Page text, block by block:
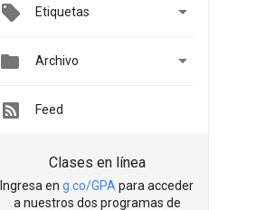
Etiquetas 
 Archivo 
Feed
Clases en línea
Ingresa en g.co/GPA para acceder
a nuestros dos programas de